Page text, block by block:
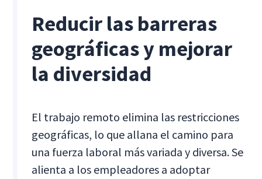
Reducir las barreras
geográficas y mejorar
la diversidad
El trabajo remoto elimina las restricciones
geográficas, lo que allana el camino para
una fuerza laboral más variada y diversa. Se
alienta a los empleadores a adoptar